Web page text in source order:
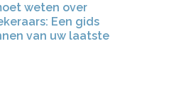
weten over
Een gids
van uw laatste